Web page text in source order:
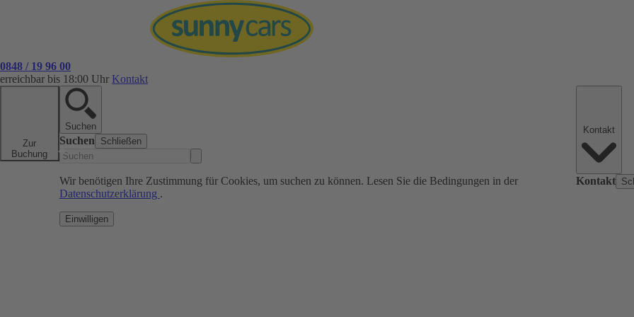
0848 / 19 96 00
erreichbar bis 18:00 Uhr Kontakt
Zur
Buchung
Suchen
Suchen Schließen
Wir benötigen Ihre Zustimmung für Cookies, um suchen zu können. Lesen Sie die Bedingungen in der
Datenschutzerklärung .
Einwilligen
Kontakt